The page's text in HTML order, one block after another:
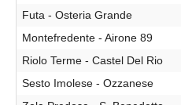
Futa - Osteria Grande
Montefredente - Airone 89
Riolo Terme - Castel Del Rio
Sesto Imolese - Ozzanese